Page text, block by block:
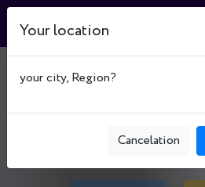
"СУШІ-
Metalurhiinyi р-н, просп.
apartment
Your location
your city, Region?
Cancelation